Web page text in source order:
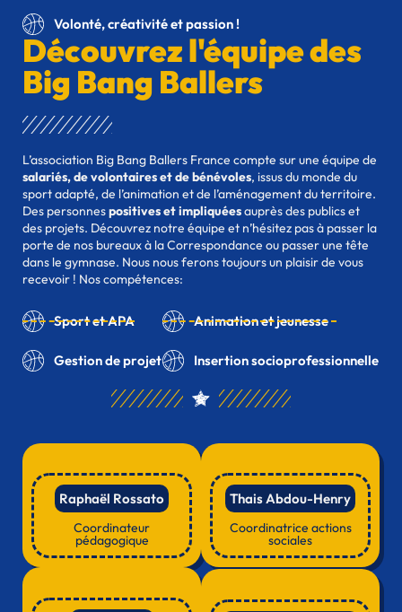
Volonté, créativité et passion !
Découvrez l'équipe des
Big Bang Ballers
L’association Big Bang Ballers France compte sur une équipe de
salariés, de volontaires et de bénévoles, issus du monde du
sport adapté, de l’animation et de l’aménagement du territoire.
Des personnespositives et impliquéesauprès des publics et
des projets. Découvrez notre équipe et n’hésitez pas à passer la
porte de nos bureaux à laCorrespondance ou passer une tête
dans le gymnase. Nous nous ferons toujours un plaisir de vous
recevoir ! Nos compétences:
Sport et APA
Gestion de projet
Animation et jeunesse
Insertion socioprofessionnelle
Raphaël Rossato
Coordinateur
pédagogique
Thais Abdou-Henry
Coordinatrice actions
sociales